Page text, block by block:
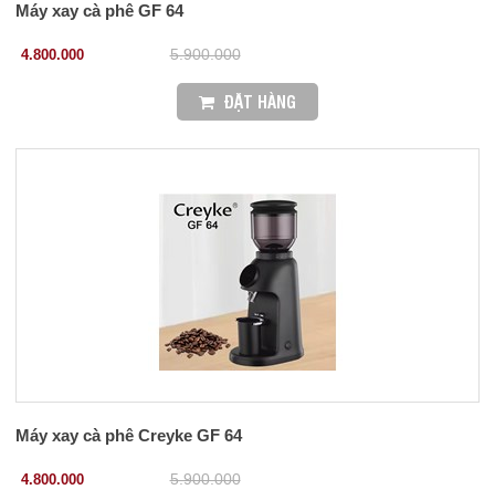
Máy xay cà phê GF 64
4.800.000 5.900.000
ĐẶT HÀNG
Máy xay cà phê Creyke GF 64
4.800.000 5.900.000